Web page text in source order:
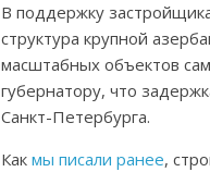
В поддержку
структура крупной
масштабных объектов
губернатору, что
Санкт-Петербурга.
Как мы писали ранее,